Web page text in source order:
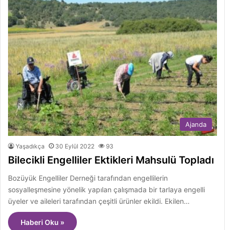
Ajanda
Yaşadıkça 30 Eylül 2022 93
Bilecikli Engelliler Ektikleri Mahsulü Topladı
Bozüyük Engelliler Derneği tarafından engellilerin
sosyalleşmesine yönelik yapılan çalışmada bir tarlaya engelli
üyeler ve aileleri tarafından çeşitli ürünler ekildi. Ekilen…
Haberi Oku »